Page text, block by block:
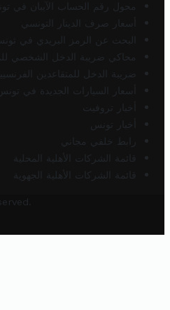
محول رقم الحساب الآيبان في
أسعار صرف الدينار التونسي
البحث عن الرمز البريدي في
محاكي ضريبة الدخل الشخصي
ضريبة الدخل للمتقاعدين
أسعار السيارات الجديدة في تونس
أخبار تروفيت
أخبار تونس
رابط خلفي مجاني
قائمة الشركات الأهلية المحلية
قائمة الشركات الأهلية الجهوية